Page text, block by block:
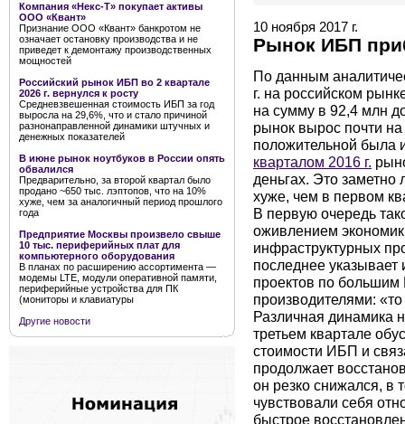
Компания «Некс-Т» покупает активы
ООО «Квант»
Признание ООО «Квант» банкротом не
означает остановку производства и не
приведет к демонтажу производственных
мощностей
Российский рынок ИБП во 2 квартале
2026 г. вернулся к росту
Средневзвешенная стоимость ИБП за год
выросла на 29,6%, что и стало причиной
разнонаправленной динамики штучных и
денежных показателей
В июне рынок ноутбуков в России опять
обвалился
Предварительно, за второй квартал было
продано ~650 тыс. лэптопов, что на 10%
хуже, чем за аналогичный период прошлого
года
Предприятие Москвы произвело свыше
10 тыс. периферийных плат для
компьютерного оборудования
В планах по расширению ассортимента —
модемы LTE, модули оперативной памяти,
периферийные устройства для ПК
(мониторы и клавиатуры
Другие новости
10 ноября 2017 г.
Рынок ИБП
По данным
г. на российском
на сумму в 92,4 млн
рынок вырос почти
положительной была
кварталом 2016 г.
деньгах. Это заметно
хуже, чем в первом
В первую очередь
оживлением
инфраструктурных
последнее указывает
проектов по
производителями: «то
Различная динамика
третьем квартале
стоимости ИБП и
продолжает
он резко снижался, в
чувствовали себя
быстрое